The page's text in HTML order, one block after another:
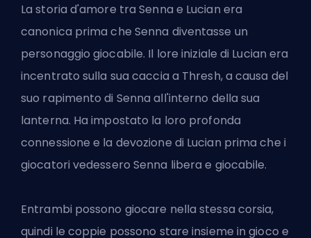
La storia d'amore tra Senna e Lucian era
canonica prima che Senna diventasse un
personaggio giocabile. Il lore iniziale di Lucian era
incentrato sulla sua caccia a Thresh, a causa del
suo rapimento di Senna all'interno della sua
lanterna. Ha impostato la loro profonda
connessione e la devozione di Lucian prima che i
giocatori vedessero Senna libera e giocabile.
Entrambi possono giocare nella stessa corsia,
quindi le coppie possono stare insieme in gioco e